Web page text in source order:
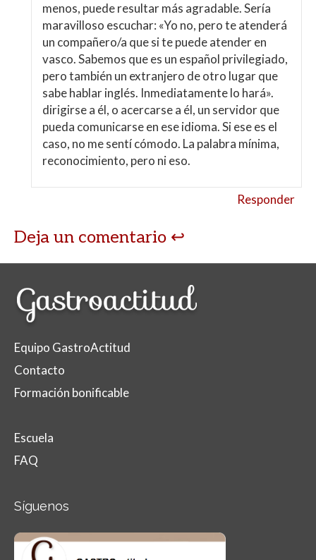
menos, puede resultar más agradable. Sería
maravilloso escuchar: «Yo no, pero te atenderá
un compañero/a que si te puede atender en
vasco. Sabemos que es un español privilegiado,
pero también un extranjero de otro lugar que
sabe hablar inglés. Inmediatamente lo hará».
dirigirse a él, o acercarse a él, un servidor que
pueda comunicarse en ese idioma. Si ese es el
caso, no me sentí cómodo. La palabra mínima,
reconocimiento, pero ni eso.
Responder
Deja un comentario
Equipo GastroActitud
Contacto
Formación bonificable
Escuela
FAQ
Síguenos